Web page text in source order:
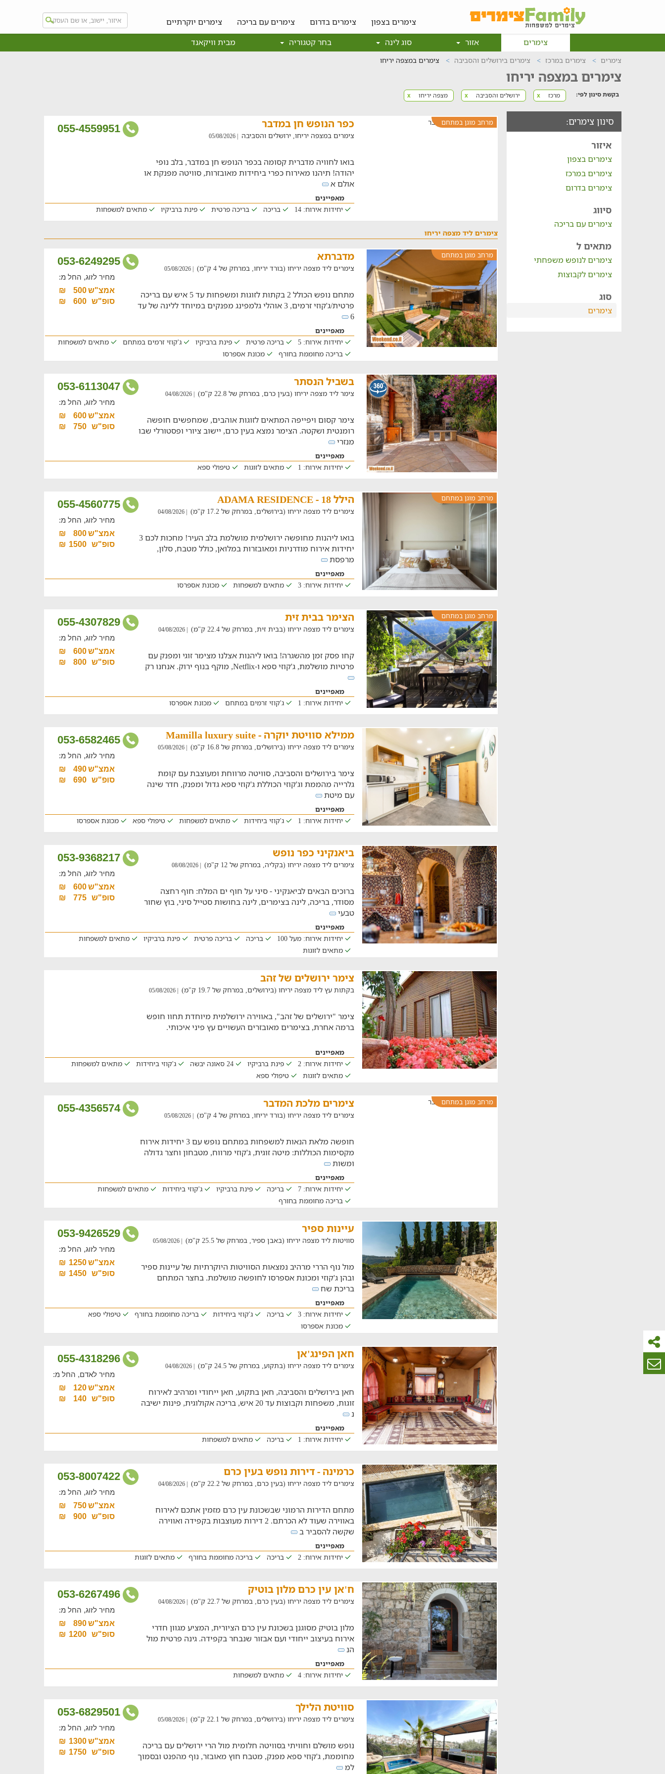
צימרים בצפון צימרים בדרום צימרים עם בריכה
צימרים יוקרתיים
צימרים
אזור סוג לינה בחר קטגוריה מבית וויקאנד
צימרים צימרים במרכז צימרים בירושלים והסביבה צימרים במצפה יריחו
צימרים במצפה יריחו
בקשת סינון לפי: x מרכז x ירושלים והסביבה x מצפה יריחו
סינון צימרים:
איזור
צימרים בצפון
צימרים במרכז
צימרים בדרום
סיווג
צימרים עם בריכה
מתאים ל
צימרים לנופש משפחתי
צימרים לקבוצות
סוג
צימרים
055-4559951 מרחב מוגן במתחם כפר הנופש חן במדבר
צימרים במצפה יריחו, ירושלים והסביבה | 05/08/2026
בואו לחוויה מדברית קסומה בכפר הנופש חן במדבר, בלב נופי
יהודה! תיהנו מאירוח כפרי ביחידות מאובזרות, סוויטה מפנקת או
אולם א
מאפיינים
יחידות אירוח: 14
בריכה בריכה פרטית פינת ברביקיו מתאים למשפחות
צימרים ליד מצפה יריחו
053-6249295 מרחב מוגן במתחם מדברתא
צימרים ליד מצפה יריחו (בורד יריחו, במרחק של 4 ק"מ) | 05/08/2026
מתחם נופש הכולל 2 בקתות לזוגות ומשפחות עד 5 איש עם בריכה
פרטית/ג'קוזי זרמים, 3 אוהלי גלמפינג מפנקים במיוחד ללינה של עד
6
מחיר לזוג, החל מ:
אמצ"ש500
₪
סופ"ש
600
₪
מאפיינים
יחידות אירוח: 5
בריכה פרטית פינת ברביקיו ג'קוזי זרמים במתחם
מתאים למשפחות
בריכה מחוממת בחורף
מכונת אספרסו
053-6113047 בשביל הנסתר
צימר ליד מצפה יריחו (בעין כרם, במרחק של 22.8 ק"מ) | 04/08/2026
צימר קסום ויפייפה המתאים לזוגות אוהבים, שמחפשים חופשה
רומנטית ושקטה. הצימר נמצא בעין כרם, יישוב ציורי ופסטורלי שבו
מנזרי
מחיר לזוג, החל מ:
אמצ"ש600
₪
סופ"ש
750
₪
מאפיינים
יחידות אירוח: 1
מתאים לזוגות טיפולי ספא
055-4560775 מרחב מוגן במתחם הילל 18 - ADAMA RESIDENCE
צימרים ליד מצפה יריחו (בירושלים, במרחק של 17.2 ק"מ) | 04/08/2026
בואו ליהנות מחופשה ירושלמית מושלמת בלב העיר! מחכות לכם 3
יחידות אירוח מודרניות ומאובזרות במלואן, כולל מטבח, סלון,
מרפסת
מחיר לזוג, החל מ:
אמצ"ש800
₪
סופ"ש
1500
₪
מאפיינים
יחידות אירוח: 3
מתאים למשפחות מכונת אספרסו
055-4307829 מרחב מוגן במתחם הצימר בבית זית
צימרים ליד מצפה יריחו (בבית זית, במרחק של 22.4 ק"מ) | 04/08/2026
קחו פסק זמן מהשגרה! בואו ליהנות אצלנו מצימר זוגי ומפנק עם
פרטיות מושלמת, ג'קוזי ספא ו-Netflix, מוקף בנוף ירוק. אנחנו רק
מחיר לזוג, החל מ:
אמצ"ש600
₪
סופ"ש
800
₪
מאפיינים
יחידות אירוח: 1
ג'קוזי זרמים במתחם מכונת אספרסו
053-6582465 ממילא סוויטת יוקרה - Mamilla luxury suite
צימרים ליד מצפה יריחו (בירושלים, במרחק של 16.8 ק"מ) | 05/08/2026
צימר בירושלים והסביבה, סוויטה מרווחת ומעוצבת עם קומת
גלרייה מהממת וג'קוזי הכוללת ג'קוזי ספא גדול ומפנק, חדר שינה
עם מיטת
מחיר לזוג, החל מ:
אמצ"ש490
₪
סופ"ש
690
₪
מאפיינים
יחידות אירוח: 1
ג'קוזי ביחידות מתאים למשפחות טיפולי ספא מכונת אספרסו
053-9368217 ביאנקיני כפר נופש
צימרים ליד מצפה יריחו (בקליה, במרחק של 12 ק"מ) | 08/08/2026
ברוכים הבאים לביאנקיני - סיני על חוף ים המלח: חוף רחצה
מסודר, בריכה, לינה בצימרים, לינה בחושות סטייל סיני, בוץ שחור
טבעי
מחיר לזוג, החל מ:
אמצ"ש600
₪
סופ"ש
775
₪
מאפיינים
יחידות אירוח: מעל 100
בריכה בריכה פרטית פינת ברביקיו
מתאים למשפחות
מתאים לזוגות
צימר ירושלים של זהב
בקתות עץ ליד מצפה יריחו (בירושלים, במרחק של 19.7 ק"מ) | 05/08/2026
צימר "ירושלים של זהב", באווירה ירושלמית מיוחדת תחוו חופש
ברמה אחרת, בצימרים מאובזרים העשויים עץ פיני איכותי.
מאפיינים
יחידות אירוח: 2
פינת ברביקיו 24 סאונה יבשה ג'קוזי ביחידות
מתאים למשפחות
מתאים לזוגות
טיפולי ספא
055-4356574 מרחב מוגן במתחם צימרים מלכת המדבר
צימרים ליד מצפה יריחו (בורד יריחו, במרחק של 4 ק"מ) | 05/08/2026
חופשה מלאת הנאות למשפחות במתחם נופש עם 3 יחידות אירוח
מקסימות הכוללות: מיטה זוגית, ג'קוזי מרווח, מטבחון וחצר גדולה
ומשות
מאפיינים
יחידות אירוח: 7
בריכה פינת ברביקיו ג'קוזי ביחידות
מתאים למשפחות
בריכה מחוממת בחורף
053-9426529 עיינות ספיר
סוויטות ליד מצפה יריחו (באבן ספיר, במרחק של 25.5 ק"מ) | 05/08/2026
מול נוף הררי מרהיב נמצאות הסוויטות היוקרתיות של עיינות ספיר
ובהן ג'קוזי ומכונת אספרסו לחופשה מושלמת. בחצר המתחם
בריכת שח
מחיר לזוג, החל מ:
אמצ"ש1250
₪
סופ"ש
1450
₪
מאפיינים
יחידות אירוח: 3
בריכה ג'קוזי ביחידות בריכה מחוממת בחורף
טיפולי ספא
מכונת אספרסו
055-4318296 חאן הפינג'אן
צימרים ליד מצפה יריחו (בתקוע, במרחק של 24.5 ק"מ) | 04/08/2026
חאן בירושלים והסביבה, חאן בתקוע, חאן ייחודי ומרהיב לאירוח
זוגות, משפחות וקבוצות עד 20 איש, בריכה אקולוגית, פינות ישיבה
נ
מחיר לאדם, החל מ:
אמצ"ש120
₪
סופ"ש
140
₪
מאפיינים
יחידות אירוח: 1
בריכה מתאים למשפחות
053-8007422 כרמינה - דירות נופש בעין כרם
צימרים ליד מצפה יריחו (בעין כרם, במרחק של 22.2 ק"מ) | 04/08/2026
מתחם הדירות הרמוני שבשכונת עין כרם מזמין אתכם לאירוח
באווירה שעוד לא הכרתם. 2 דירות מעוצבות בקפידה ואווירה
שקשה להסביר ב
מחיר לזוג, החל מ:
אמצ"ש750
₪
סופ"ש
900
₪
מאפיינים
יחידות אירוח: 2
בריכה בריכה מחוממת בחורף מתאים לזוגות
053-6267496 ח'אן עין כרם מלון בוטיק
צימרים ליד מצפה יריחו (בעין כרם, במרחק של 22.7 ק"מ) | 04/08/2026
מלון בוטיק מסוגנן בשכונת עין כרם הציורית, המציע מגוון חדרי
אירוח בעיצוב ייחודי ועם אבזור שנבחר בקפידה. גינה פרטית מול
הנ
מחיר לזוג, החל מ:
אמצ"ש890
₪
סופ"ש
1200
₪
מאפיינים
יחידות אירוח: 4
מתאים למשפחות
053-6829501 סוויטת הלילך
צימרים ליד מצפה יריחו (בירושלים, במרחק של 22.1 ק"מ) | 05/08/2026
נופש מושלם וחוויתי בסוויטה חלומית מול הרי ירושלים עם בריכה
מחוממת, ג'קוזי ספא מפנק, מטבח חוץ מאובזר, נוף מהפנט ובסמוך
למ
מחיר לזוג, החל מ:
אמצ"ש1300
₪
סופ"ש
1750
₪